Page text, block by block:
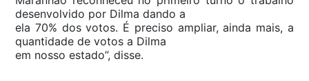
desenvolvido por Dilma dando a
ela 70% dos votos. É preciso ampliar, ainda mais, a
quantidade de votos a Dilma
em nosso estado”, disse.